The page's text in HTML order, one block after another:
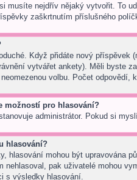
musíte nejdřív nějaký vytvořit. To
zaškrtnutím příslušného
Když přidáte nový
vytvářet ankety). Měli byste
volbu. Počet odpovědí,
možností pro hlasování?
administrátor. Pokud si
hlasování?
hlasování mohou být upravována
nehlasoval, pak uživatelé mohou
s výsledky hlasování.